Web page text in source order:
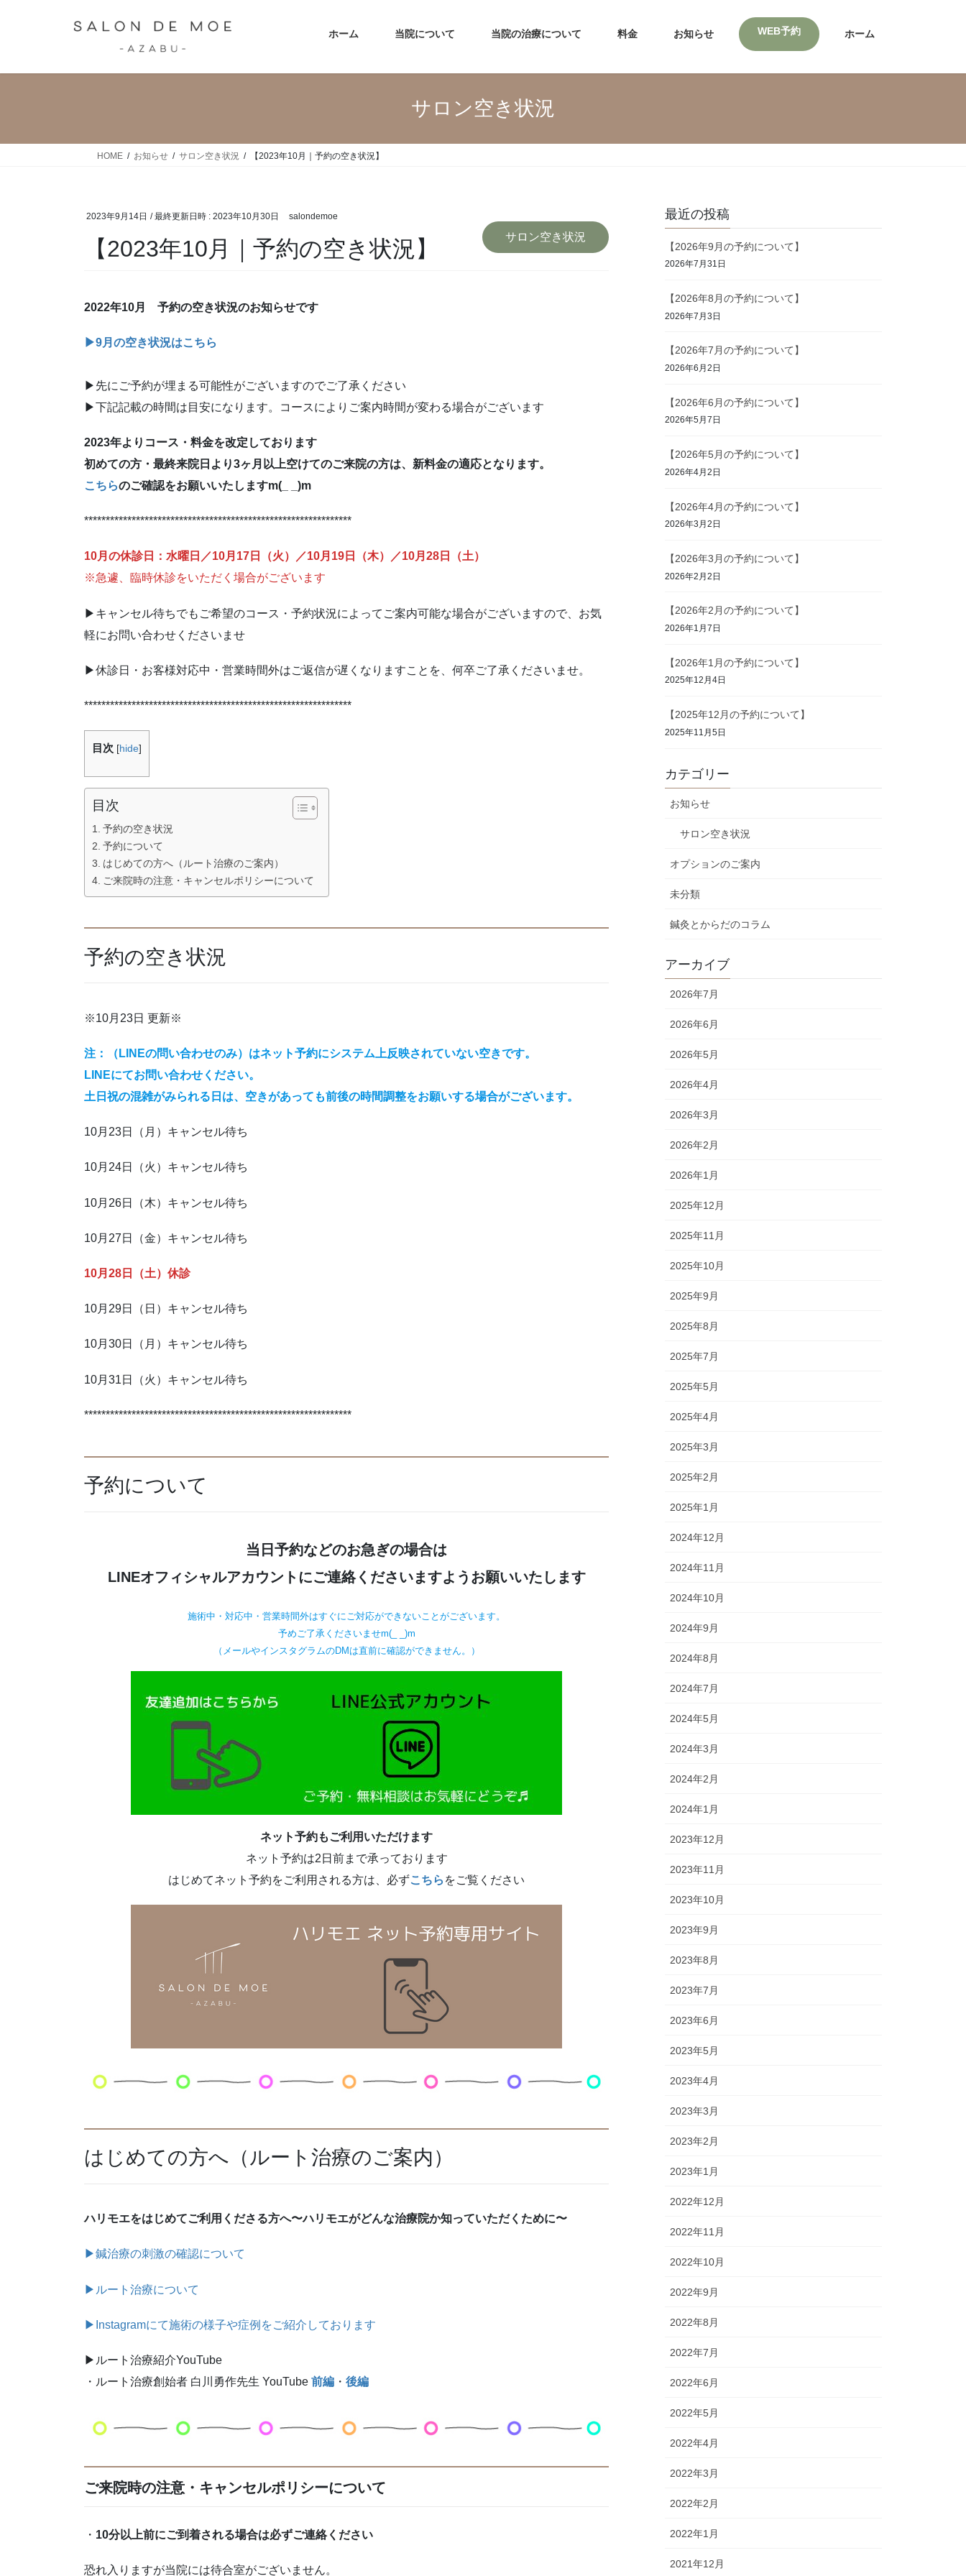
ツ
ッ
シ
移
ホーム 当院について 当院の治療について 料金 お知らせ WEB予約 ホーム
サロン空き状況
HOME お知らせ サロン空き状況 【2023年10月｜予約の空き状況】
2023年9月14日 / 最終更新日時 : 2023年10月30日 salondemoe
サロン空き状況
【2023年10月｜予約の空き状況】
2022年10月 予約の空き状況のお知らせです
▶︎9月の空き状況はこちら
▶︎先にご予約が埋まる可能性がございますのでご了承ください
▶︎下記記載の時間は目安になります。コースによりご案内時間が変わる場合がございます
2023年よりコース・料金を改定しております
初めての方・最終来院日より3ヶ月以上空けてのご来院の方は、新料金の適応となります。
こちらのご確認をお願いいたしますm(_ _)m
**************************************************************
10月の休診日：水曜日／10月17日（火）／10月19日（木）／10月28日（土）
※急遽、臨時休診をいただく場合がございます
▶︎キャンセル待ちでもご希望のコース・予約状況によってご案内可能な場合がございますので、お気
軽にお問い合わせくださいませ
▶︎休診日・お客様対応中・営業時間外はご返信が遅くなりますことを、何卒ご了承くださいませ。
**************************************************************
目次 [hide]
目次
予約の空き状況
予約について
はじめての方へ（ルート治療のご案内）
ご来院時の注意・キャンセルポリシーについて
予約の空き状況
※10月23日 更新※
注：（LINEの問い合わせのみ）はネット予約にシステム上反映されていない空きです。
LINEにてお問い合わせください。
土日祝の混雑がみられる日は、空きがあっても前後の時間調整をお願いする場合がございます。
10月23日（月）キャンセル待ち
10月24日（火）キャンセル待ち
10月26日（木）キャンセル待ち
10月27日（金）キャンセル待ち
10月28日（土）休診
10月29日（日）キャンセル待ち
10月30日（月）キャンセル待ち
10月31日（火）キャンセル待ち
**************************************************************
予約について
当日予約などのお急ぎの場合は
LINEオフィシャルアカウントにご連絡くださいますようお願いいたします
施術中・対応中・営業時間外はすぐにご対応ができないことがございます。
予めご了承くださいませm(_ _)m
（メールやインスタグラムのDMは直前に確認ができません。）
ネット予約もご利用いただけます
ネット予約は2日前まで承っております
はじめてネット予約をご利用される方は、必ずこちら をご覧ください
はじめての方へ（ルート治療のご案内）
ハリモエをはじめてご利用くださる方へ〜ハリモエがどんな治療院か知っていただくために〜
▶︎鍼治療の刺激の確認について
▶︎ルート治療について
▶︎Instagramにて施術の様子や症例をご紹介しております
▶︎ルート治療紹介YouTube
・ルート治療創始者 白川勇作先生 YouTube 前編 ・ 後編
ご来院時の注意・キャンセルポリシーについて
・ 10分以上前にご到着される場合は必ずご連絡ください
恐れ入りますが当院には待合室がございません。
最近の投稿
【2026年9月の予約について】
2026年7月31日
【2026年8月の予約について】
2026年7月3日
【2026年7月の予約について】
2026年6月2日
【2026年6月の予約について】
2026年5月7日
【2026年5月の予約について】
2026年4月2日
【2026年4月の予約について】
2026年3月2日
【2026年3月の予約について】
2026年2月2日
【2026年2月の予約について】
2026年1月7日
【2026年1月の予約について】
2025年12月4日
【2025年12月の予約について】
2025年11月5日
カテゴリー
お知らせ
サロン空き状況
オプションのご案内
未分類
鍼灸とからだのコラム
アーカイブ
2026年7月
2026年6月
2026年5月
2026年4月
2026年3月
2026年2月
2026年1月
2025年12月
2025年11月
2025年10月
2025年9月
2025年8月
2025年7月
2025年5月
2025年4月
2025年3月
2025年2月
2025年1月
2024年12月
2024年11月
2024年10月
2024年9月
2024年8月
2024年7月
2024年5月
2024年3月
2024年2月
2024年1月
2023年12月
2023年11月
2023年10月
2023年9月
2023年8月
2023年7月
2023年6月
2023年5月
2023年4月
2023年3月
2023年2月
2023年1月
2022年12月
2022年11月
2022年10月
2022年9月
2022年8月
2022年7月
2022年6月
2022年5月
2022年4月
2022年3月
2022年2月
2022年1月
2021年12月